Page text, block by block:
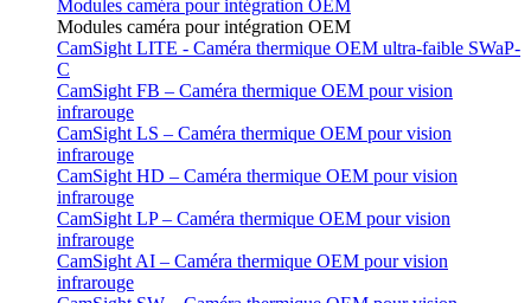
Modules caméra pour intégration OEM
Modules caméra pour intégration OEM
CamSight LITE - Caméra thermique OEM ultra-faible SWaP-
C
CamSight FB – Caméra thermique OEM pour vision
infrarouge
CamSight LS – Caméra thermique OEM pour vision
infrarouge
CamSight HD – Caméra thermique OEM pour vision
infrarouge
CamSight LP – Caméra thermique OEM pour vision
infrarouge
CamSight AI – Caméra thermique OEM pour vision
infrarouge